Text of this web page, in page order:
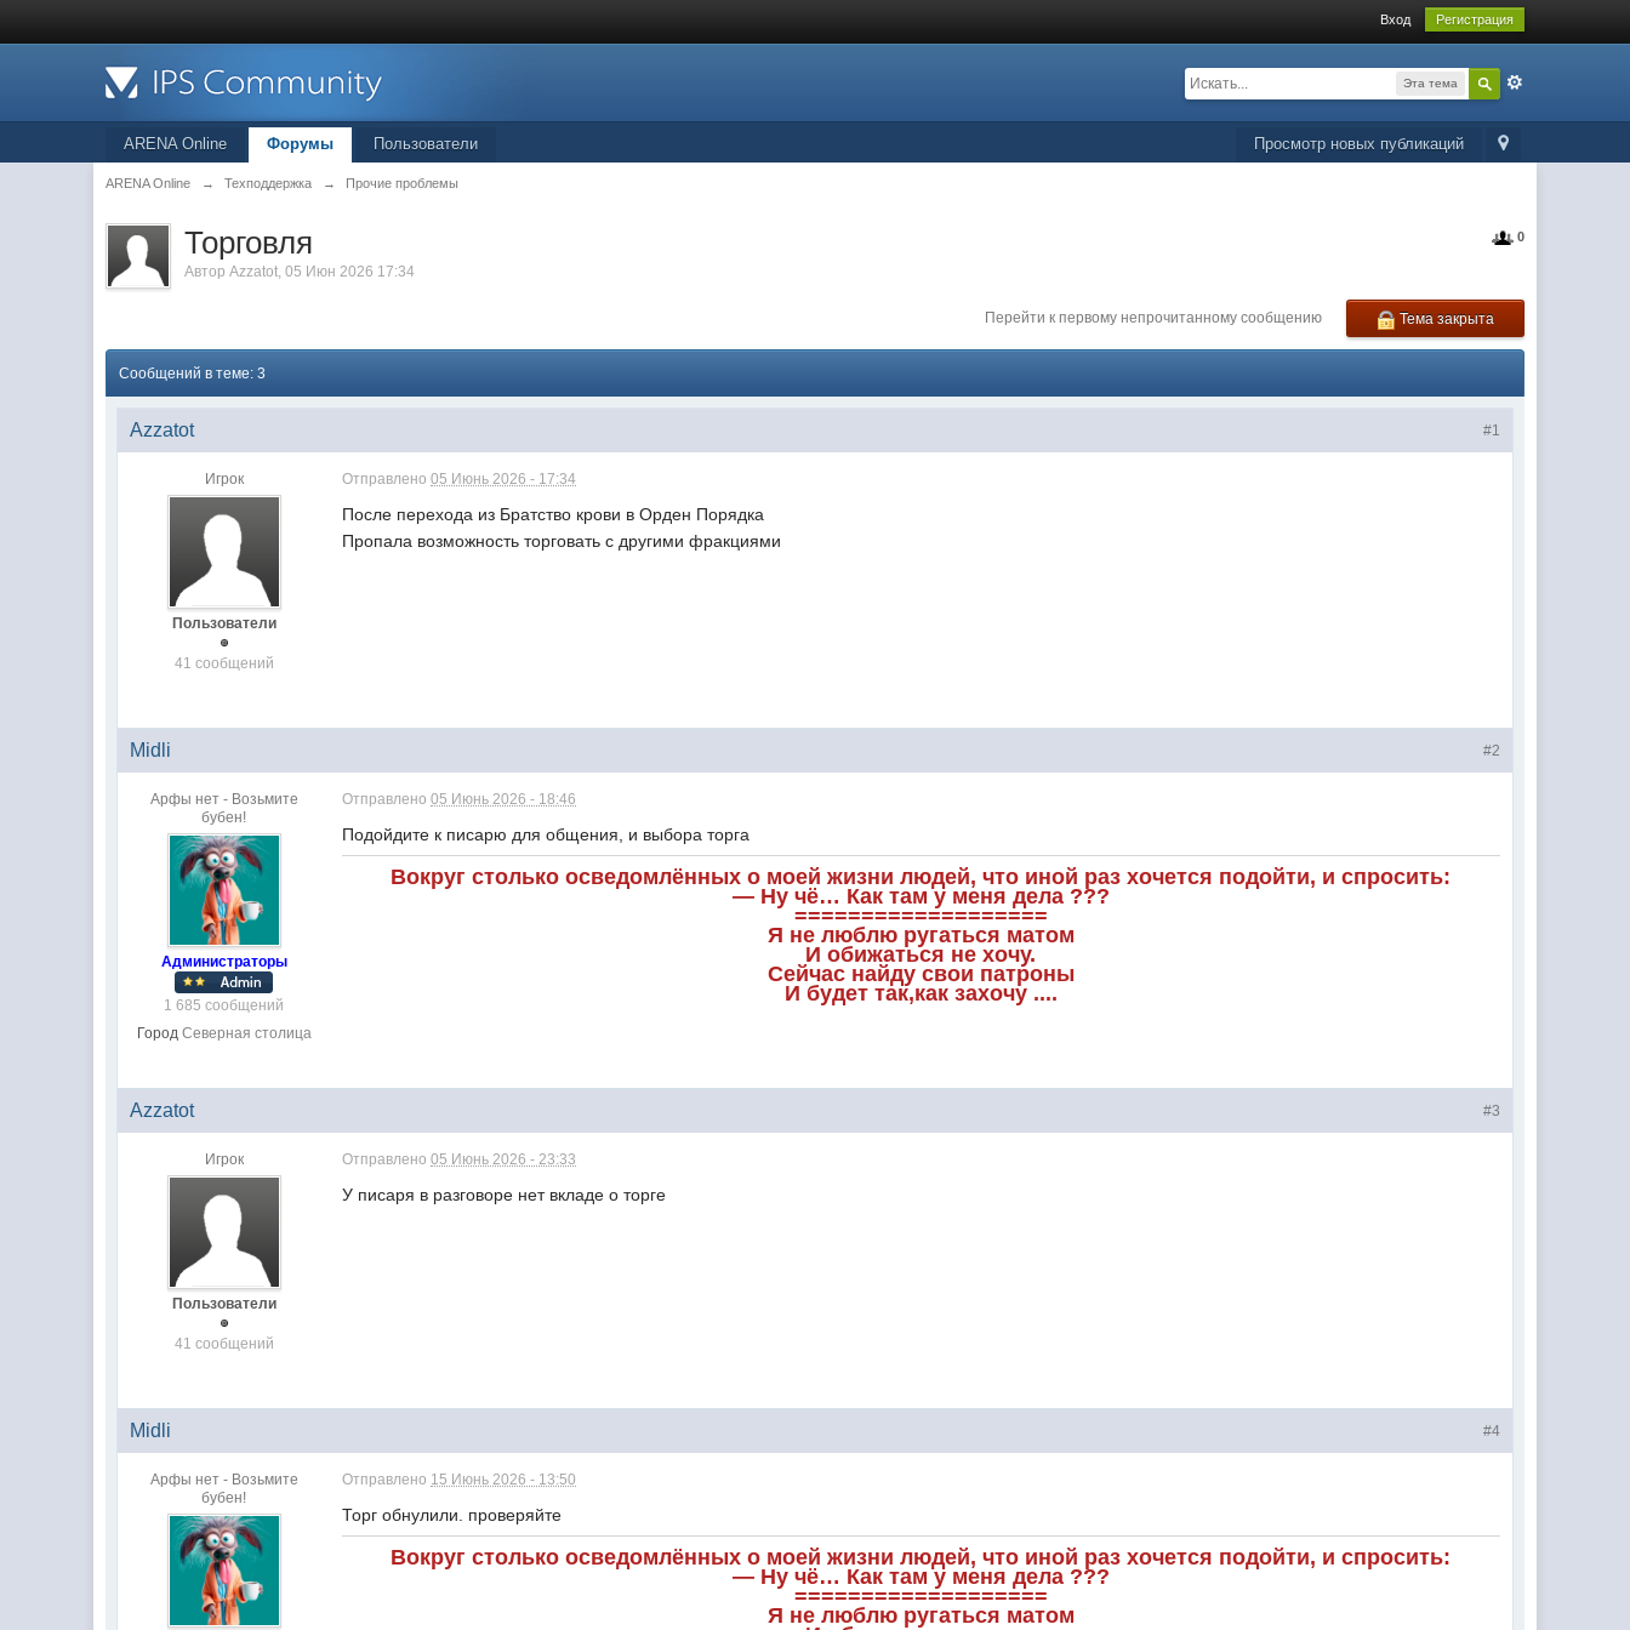
Вход Регистрация
Эта тема
Просмотр новых публикаций
ARENA Online Форумы Пользователи
ARENA Online → Техподдержка → Прочие проблемы
0
Торговля
АвторAzzatot, 05 Июн 2026 17:34
Тема закрыта
Перейти к первому непрочитанному сообщению
Сообщений в теме: 3
#1
Azzatot
Игрок
Пользователи
41 сообщений
Отправлено05 Июнь 2026 - 17:34
После перехода из Братство крови в Орден Порядка
Пропала возможность торговать с другими фракциями
#2
Midli
Арфы нет - Возьмите
бубен!
Администраторы
1 685 сообщений
Город Северная столица
Отправлено05 Июнь 2026 - 18:46
Подойдите к писарю для общения, и выбора торга
Вокруг столько осведомлённых о моей жизни людей, что иной раз хочется подойти, и спросить:
— Ну чё… Как там у меня дела ???
===================
Я не люблю ругаться матом
И обижаться не хочу.
Сейчас найду свои патроны
И будет так,как захочу ....
#3
Azzatot
Игрок
Пользователи
41 сообщений
Отправлено05 Июнь 2026 - 23:33
У писаря в разговоре нет вкладе о торге
#4
Midli
Арфы нет - Возьмите
бубен!
Отправлено 15 Июнь 2026 - 13:50
Торг обнулили. проверяйте
Вокруг столько осведомлённых о моей жизни людей, что иной раз хочется подойти, и спросить:
— Ну чё… Как там у меня дела ???
===================
Я не люблю ругаться матом